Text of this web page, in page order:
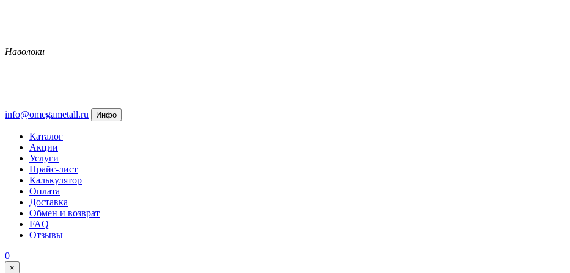
Наволоки
info@omegametall.ru Инфо
Каталог
Акции
Услуги
Прайс-лист
Калькулятор
Оплата
Доставка
Обмен и возврат
FAQ
Отзывы
0
×